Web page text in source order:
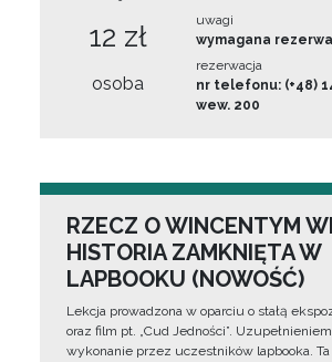
12 zł
osoba
uwagi
wymagana
rezerwacja
nr telefonu: (+48)
wew. 200
RZECZ O WINCENTYM
HISTORIA ZAMKNIĘTA W
LAPBOOKU (NOWOŚĆ)
Lekcja prowadzona w oparciu o stałą
oraz film pt. „Cud Jedności”.
wykonanie przez uczestników lapbooka.